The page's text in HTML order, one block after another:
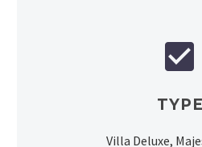


TYPE
Villa Deluxe,